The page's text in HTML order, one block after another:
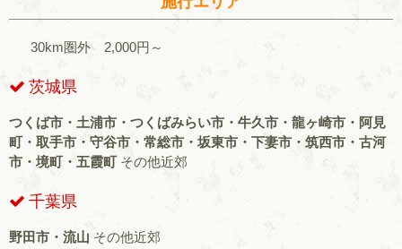
30km圏外 2,000円～
茨城県
つくば市・土浦市・つくばみらい市・牛久市・龍ヶ崎市・阿見
町・取手市・守谷市・常総市・坂東市・下妻市・筑西市・古河
市・境町・五霞町その他近郊
千葉県
野田市・流山 その他近郊